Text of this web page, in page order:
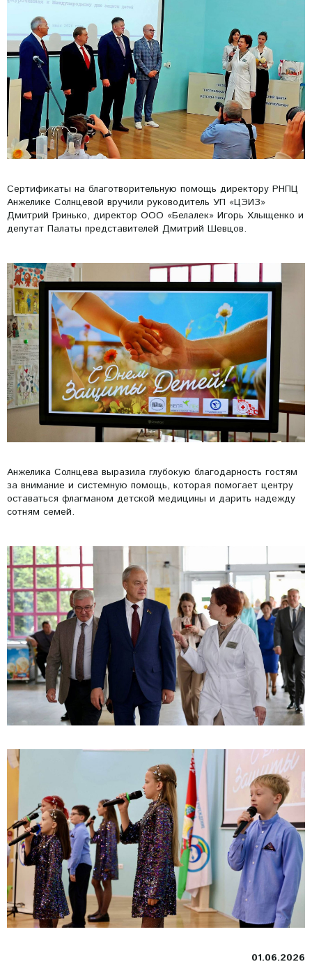
Сертификаты на благотворительную помощь директору РНПЦ
Анжелике Солнцевой вручили руководитель УП «ЦЭИЗ»
Дмитрий Гринько, директор ООО «Белалек» Игорь Хлыщенко и
депутат Палаты представителей Дмитрий Шевцов.
Анжелика Солнцева выразила глубокую благодарность гостям
за внимание и системную помощь, которая помогает центру
оставаться флагманом детской медицины и дарить надежду
сотням семей.
01.06.2026